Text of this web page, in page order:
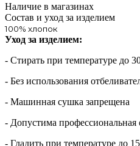
Наличие в магазинах
Состав и уход за изделием
100% хлопок
Уход за изделием:
- Стирать при температуре до
- Без использования
- Машинная сушка запрещена
- Допустима профессиональная
- Гладить при температуре до